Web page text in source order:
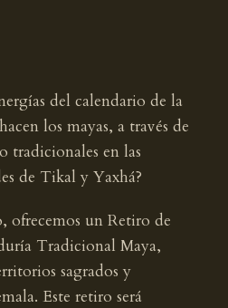
del calendario de la
los mayas, a través de
tradicionales en las
de Tikal y Yaxhá?
ofrecemos un Retiro de
Tradicional Maya,
sagrados y
Este retiro será